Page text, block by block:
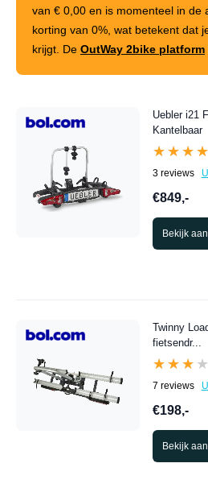
van € 0,00 en is momenteel in de
korting van 0% , wat betekent dat
krijgt. De OutWay 2bike platform
Uebler i21
Kantelbaar
3 reviews
€849,-
Bekijk
Twinny
fietsendr...
7 reviews
€198,-
Bekijk